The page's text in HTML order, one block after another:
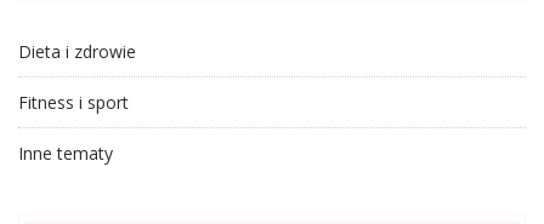
Dieta i zdrowie
Fitness i sport
Inne tematy